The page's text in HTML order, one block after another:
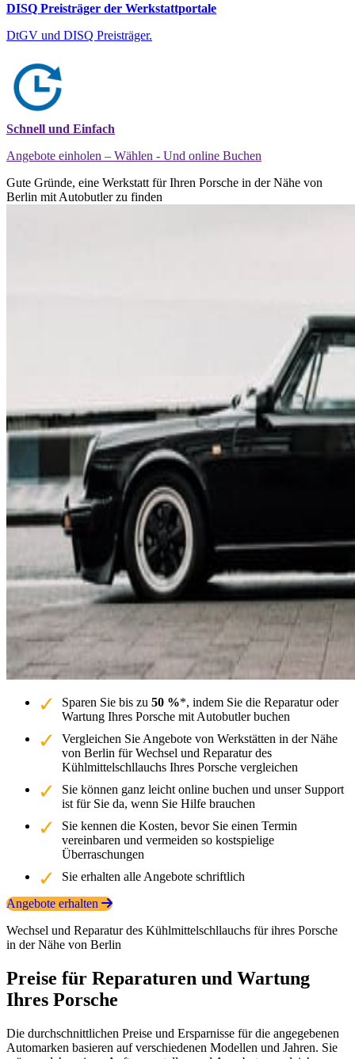
DISQ Preisträger der Werkstattportale
DtGV und DISQ Preisträger.
Schnell und Einfach
Angebote einholen – Wählen - Und online Buchen
Gute Gründe, eine Werkstatt für Ihren Porsche in der Nähe von
Berlin mit Autobutler zu finden
Sparen Sie bis zu 50 %*, indem Sie die Reparatur oder
Wartung Ihres Porsche mit Autobutler buchen
Vergleichen Sie Angebote von Werkstätten in der Nähe
von Berlin für Wechsel und Reparatur des
Kühlmittelschllauchs Ihres Porsche vergleichen
Sie können ganz leicht online buchen und unser Support
ist für Sie da, wenn Sie Hilfe brauchen
Sie kennen die Kosten, bevor Sie einen Termin
vereinbaren und vermeiden so kostspielige
Überraschungen
Sie erhalten alle Angebote schriftlich
Angebote erhalten
Wechsel und Reparatur des Kühlmittelschllauchs für ihres Porsche
in der Nähe von Berlin
Preise für Reparaturen und Wartung
Ihres Porsche
Die durchschnittlichen Preise und Ersparnisse für die angegebenen
Automarken basieren auf verschiedenen Modellen und Jahren. Sie